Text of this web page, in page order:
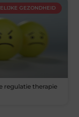
GEZONDHEID
regulatie therapie